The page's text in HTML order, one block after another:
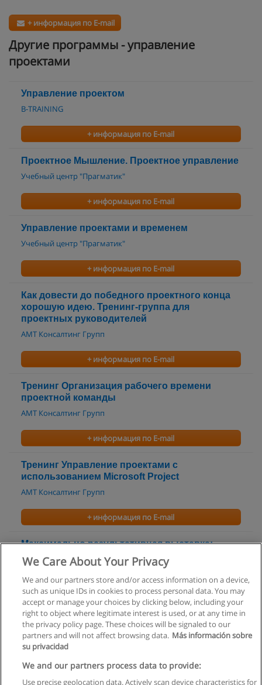
+ информация по E-mail
Другие программы - управление
проектами
Управление проектом
B-TRAINING
+ информация по E-mail
Проектное Мышление. Проектное управление
Учебный центр "Прагматик"
+ информация по E-mail
Управление проектами и временем
Учебный центр "Прагматик"
+ информация по E-mail
Как довести до победного проектного конца
хорошую идею. Тренинг-группа для
проектных руководителей
АМТ Консалтинг Групп
+ информация по E-mail
Тренинг Организация рабочего времени
проектной команды
АМТ Консалтинг Групп
+ информация по E-mail
Тренинг Управление проектами с
использованием Microsoft Project
АМТ Консалтинг Групп
+ информация по E-mail
Максимально результативная выставка:
пошаговое руководство
+ информация по E-mail
Правила пользования
We Care About Your Privacy
We and our partners store and/or access information on a device,
such as unique IDs in cookies to process personal data. You may
accept or manage your choices by clicking below, including your
right to object where legitimate interest is used, or at any time in
the privacy policy page. These choices will be signaled to our
partners and will not affect browsing data. Más información sobre
su privacidad
We and our partners process data to provide:
Use precise geolocation data. Actively scan device characteristics for